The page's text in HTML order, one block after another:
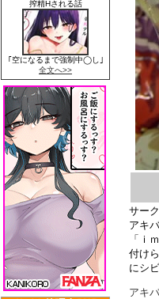
サー
アキ
「ｉ
付け
にシ
アキ